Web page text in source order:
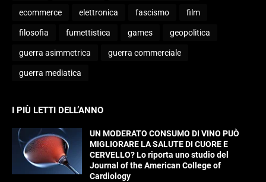
ecommerce elettronica fascismo film
filosofia fumettistica games geopolitica
guerra asimmetrica guerra commerciale
guerra mediatica
I PIÙ LETTI DELL’ANNO
UN MODERATO CONSUMO DI VINO PUÒ
MIGLIORARE LA SALUTE DI CUORE E
CERVELLO? Lo riporta uno studio del
Journal of the American College of
Cardiology